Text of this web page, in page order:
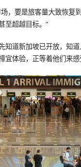
，要是旅客量大致恢复
至超越目标。”
知道新加坡已开放，知
宜体验，正等着他们来感